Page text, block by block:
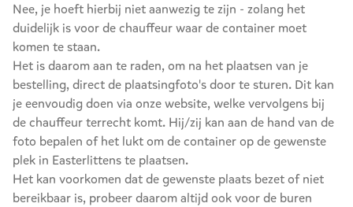
Nee, je hoeft hierbij niet aanwezig te zijn - zolang het
duidelijk is voor de chauffeur waar de container moet
komen te staan.
Het is daarom aan te raden, om na het plaatsen van je
bestelling, direct de plaatsingfoto's door te sturen. Dit kan
je eenvoudig doen via onze website, welke vervolgens bij
de chauffeur terrecht komt. Hij/zij kan aan de hand van de
foto bepalen of het lukt om de container op de gewenste
plek in Easterlittens te plaatsen.
Het kan voorkomen dat de gewenste plaats bezet of niet
bereikbaar is, probeer daarom altijd ook voor de buren